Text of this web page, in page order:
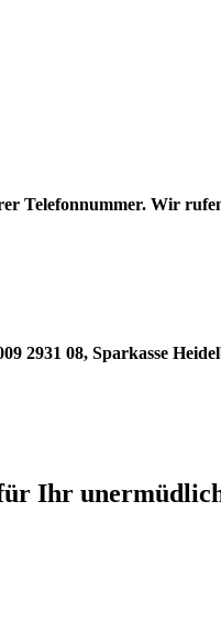
Telefonnummer. Wir
2931 08, Sparkasse
Ihr